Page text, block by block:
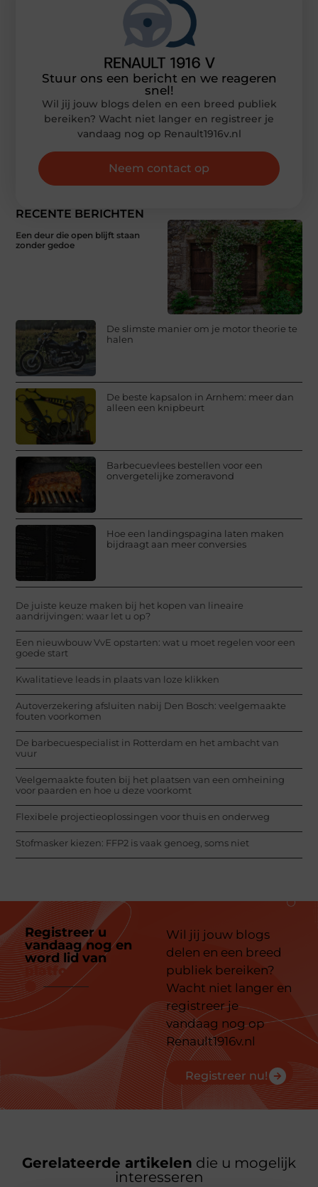
RECENTE BERICHTEN
Een deur die open blijft staan
zonder gedoe
De slimste manier om je motor theorie te
halen
De beste kapsalon in Arnhem: meer dan
alleen een knipbeurt
Barbecuevlees bestellen voor een
onvergetelijke zomeravond
Hoe een landingspagina laten maken
bijdraagt aan meer conversies
De juiste keuze maken bij het kopen van lineaire
aandrijvingen: waar let u op?
Een nieuwbouw VvE opstarten: wat u moet regelen voor een
goede start
Kwalitatieve leads in plaats van loze klikken
Autoverzekering afsluiten nabij Den Bosch: veelgemaakte
fouten voorkomen
De barbecuespecialist in Rotterdam en het ambacht van
vuur
Veelgemaakte fouten bij het plaatsen van een omheining
voor paarden en hoe u deze voorkomt
Flexibele projectieoplossingen voor thuis en onderweg
Stofmasker kiezen: FFP2 is vaak genoeg, soms niet
Stuur ons een bericht en we reageren
snel!
Wil jij jouw blogs delen en een breed publiek
bereiken? Wacht niet langer en registreer je
vandaag nog op Renault1916v.nl
Neem contact op
Registreer u
vandaag nog en
word lid van
platform
Wil jij jouw blogs
delen en een breed
publiek bereiken?
Wacht niet langer en
registreer je
vandaag nog op
Renault1916v.nl
Registreer nu!
Gerelateerde artikelen die u mogelijk
interesseren